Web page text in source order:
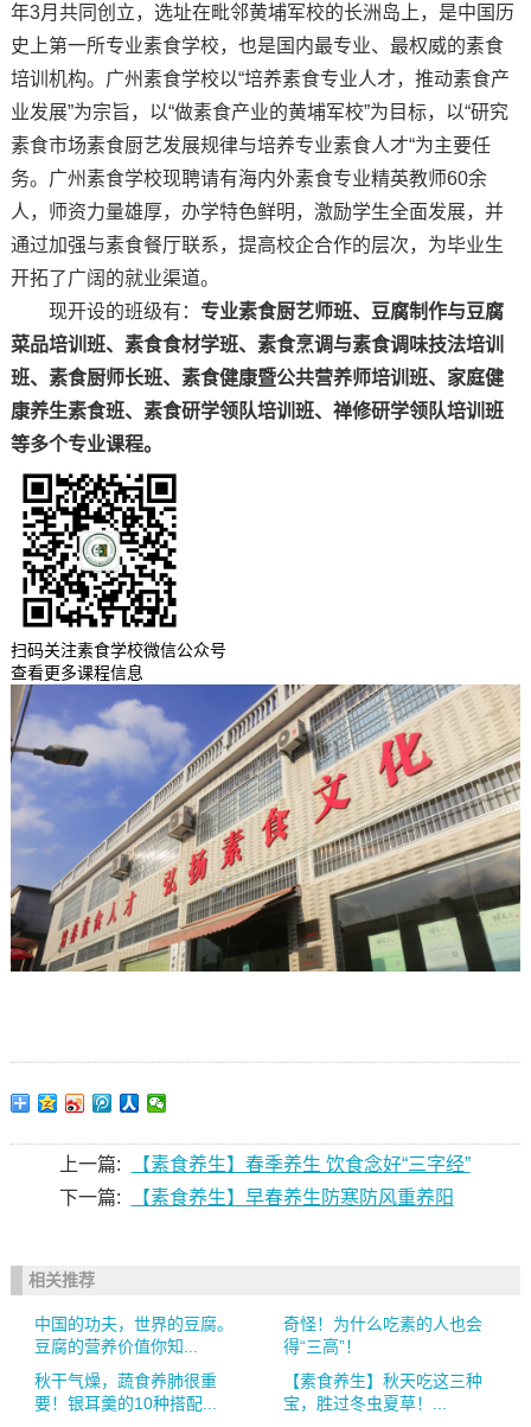
年3月共同创立，选址在毗邻黄埔军校的长洲岛上，是中国历
史上第一所专业素食学校，也是国内最专业、最权威的素食
培训机构。广州素食学校以“培养素食专业人才，推动素食产
业发展”为宗旨，以“做素食产业的黄埔军校”为目标，以“研究
素食市场素食厨艺发展规律与培养专业素食人才“为主要任
务。广州素食学校现聘请有海内外素食专业精英教师60余
人，师资力量雄厚，办学特色鲜明，激励学生全面发展，并
通过加强与素食餐厅联系，提高校企合作的层次，为毕业生
开拓了广阔的就业渠道。
现开设的班级有： 专业素食厨艺师班、豆腐制作与豆腐
菜品培训班、素食食材学班、素食烹调与素食调味技法培训
班、素食厨师长班、素食健康暨公共营养师培训班、家庭健
康养生素食班、素食研学领队培训班、禅修研学领队培训班
等多个专业课程。
扫码关注素食学校微信公众号
查看更多课程信息
上一篇:
【素食养生】春季养生 饮食念好“三字经”
下一篇:
【素食养生】早春养生防寒防风重养阳
相关推荐
中国的功夫，世界的豆腐。
豆腐的营养价值你知...
奇怪！为什么吃素的人也会
得“三高”！
秋干气燥，蔬食养肺很重
要！银耳羹的10种搭配...
【素食养生】秋天吃这三种
宝，胜过冬虫夏草！...